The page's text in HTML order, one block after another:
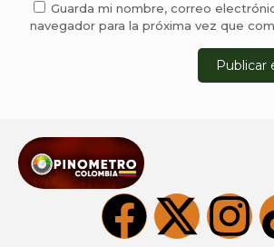
Guarda mi nombre, correo
navegador para la próxima vez que